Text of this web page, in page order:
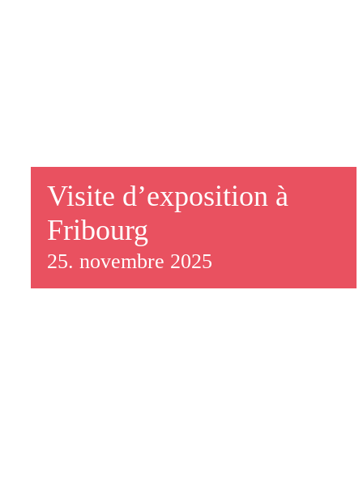
Visite d’exposition à
Fribourg
25. novembre 2025